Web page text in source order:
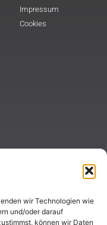
wir Technologien wie
und/oder darauf
können wir Daten
Impressum
Cookies